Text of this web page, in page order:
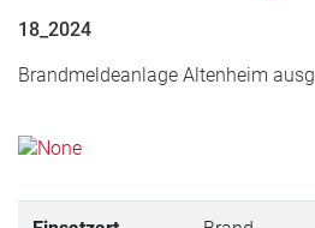
18_2024
Brandmeldeanlage Altenheim